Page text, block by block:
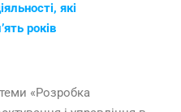
які
років
«Розробка